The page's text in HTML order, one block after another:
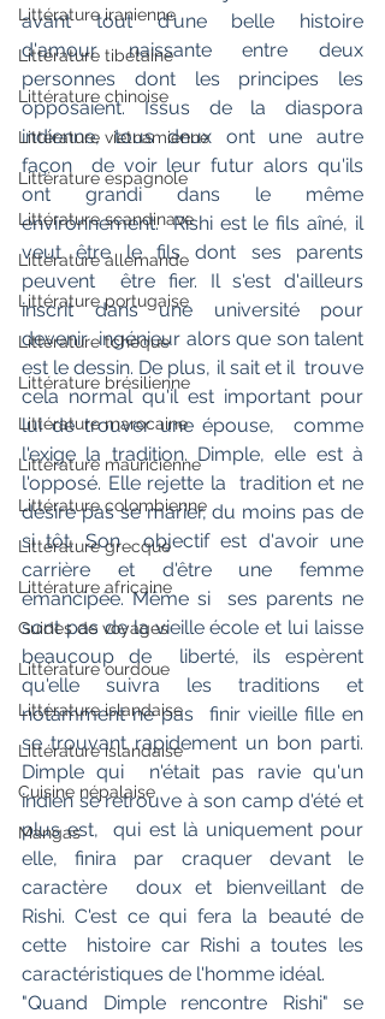
Littérature iranienne
Littérature tibétaine
Littérature chinoise
Littérature vietnamienne
Littérature espagnole
Littérature scandinave
Littérature allemande
Littérature portugaise
Littérature tchèque
Littérature brésilienne
Littérature marocaine
Littérature mauricienne
Littérature colombienne
Littérature grecque
Littérature africaine
Guides de voyages
Littérature ourdoue
Littérature islandaise
Littérature islandaise
Cuisine népalaise
Mangas
avant tout d'une belle histoire
d'amour naissante entre deux
personnes dont les principes les
opposaient. Issus de la diaspora
indienne, tous deux ont une autre
façon  de voir leur futur alors qu'ils
ont grandi dans le même
environnement.  Rishi est le fils aîné, il
veut être le fils dont ses parents
peuvent  être fier. Il s'est d'ailleurs
inscrit dans une université pour
devenir  ingénieur alors que son talent
est le dessin. De plus, il sait et il  trouve
cela normal qu'il est important pour
lui de trouver une épouse,  comme
l'exige la tradition. Dimple, elle est à
l'opposé. Elle rejette la  tradition et ne
désire pas se marier, du moins pas de
si tôt. Son  objectif est d'avoir une
carrière et d'être une femme
émancipée. Même si  ses parents ne
sont pas de la vieille école et lui laisse
beaucoup de  liberté, ils espèrent
qu'elle suivra les traditions et
notamment ne pas  finir vieille fille en
se trouvant rapidement un bon parti.
Dimple qui  n'était pas ravie qu'un
indien se retrouve à son camp d'été et
plus est,  qui est là uniquement pour
elle, finira par craquer devant le
caractère  doux et bienveillant de
Rishi. C'est ce qui fera la beauté de
cette  histoire car Rishi a toutes les
caractéristiques de l'homme idéal.
"Quand Dimple rencontre Rishi" se